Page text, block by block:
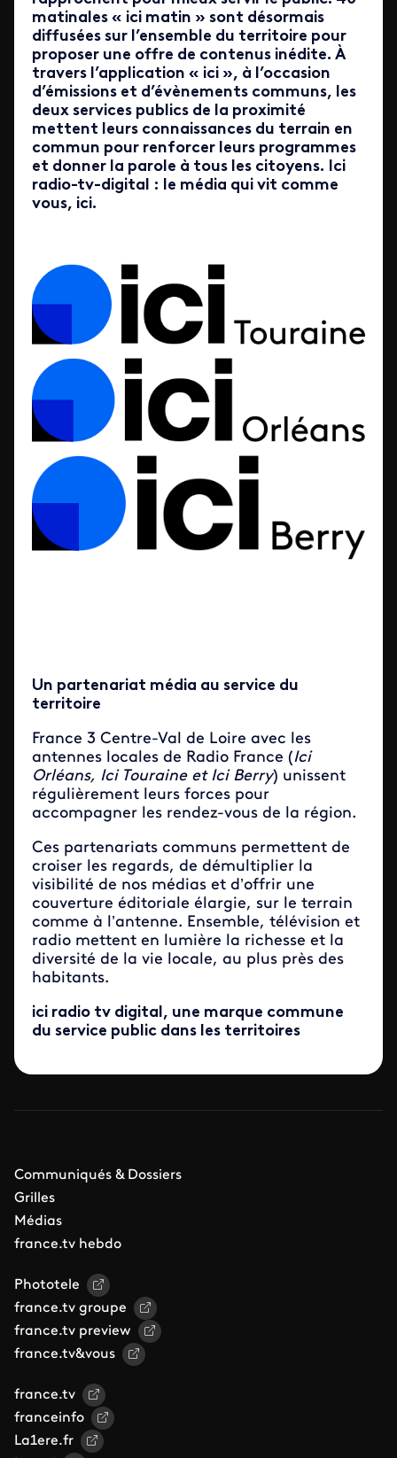
matinales « ici matin » sont désormais
diffusées sur l’ensemble du territoire pour
proposer une offre de contenus inédite. À
travers l’application « ici », à l’occasion
d’émissions et d’évènements communs, les
deux services publics de la proximité
mettent leurs connaissances du terrain en
commun pour renforcer leurs programmes
et donner la parole à tous les citoyens. Ici
radio-tv-digital : le média qui vit comme
vous, ici.
Un partenariat média au service du
territoire
France 3 Centre-Val de Loire avec les
antennes locales de Radio France (Ici
Orléans, Ici Touraine et Ici Berry) unissent
régulièrement leurs forces pour
accompagner les rendez-vous de la région.
Ces partenariats communs permettent de
croiser les regards, de démultiplier la
visibilité de nos médias et d’offrir une
couverture éditoriale élargie, sur le terrain
comme à l’antenne. Ensemble, télévision et
radio mettent en lumière la richesse et la
diversité de la vie locale, au plus près des
habitants.
ici radio tv digital, une marque commune
du service public dans les territoires
Communiqués & Dossiers
Grilles
Médias
france.tv hebdo
Phototele
france.tv groupe
france.tv preview
france.tv&vous
france.tv
franceinfo
La1ere.fr